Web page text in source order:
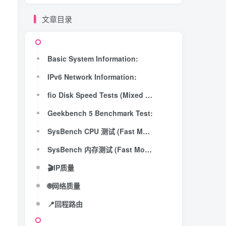
文章目录
Basic System Information:
IPv6 Network Information:
fio Disk Speed Tests (Mixed R/W 50/50) (Partition -):
Geekbench 5 Benchmark Test:
SysBench CPU 测试 (Fast Mode, 1-Pass @ 5sec)
SysBench 内存测试 (Fast Mode, 1-Pass @ 5sec)
🎬IP质量
🌐网络质量
📍回程路由